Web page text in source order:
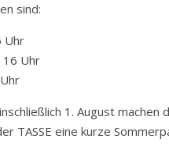
sind:
Uhr
16 Uhr
1. August machen
TASSE eine kurze